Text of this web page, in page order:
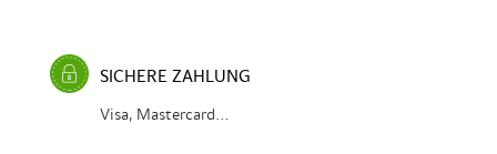
SICHERE ZAHLUNG
Visa, Mastercard...